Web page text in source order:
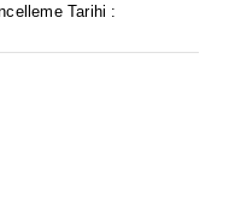
Tarihi :